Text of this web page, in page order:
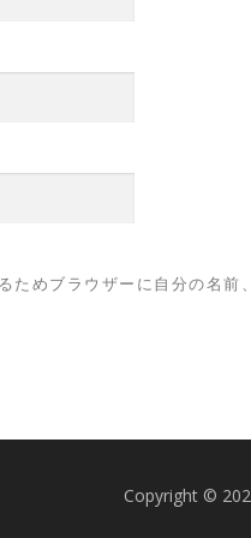
ためブラウザーに自分の名前
Copyright ©